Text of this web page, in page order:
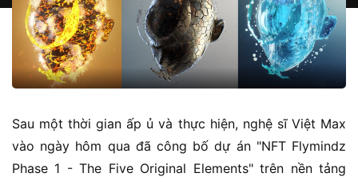
Sau một thời gian ấp ủ và thực hiện, nghệ sĩ Việt Max
vào ngày hôm qua đã công bố dự án "NFT Flymindz
Phase 1 - The Five Original Elements" trên nền tảng